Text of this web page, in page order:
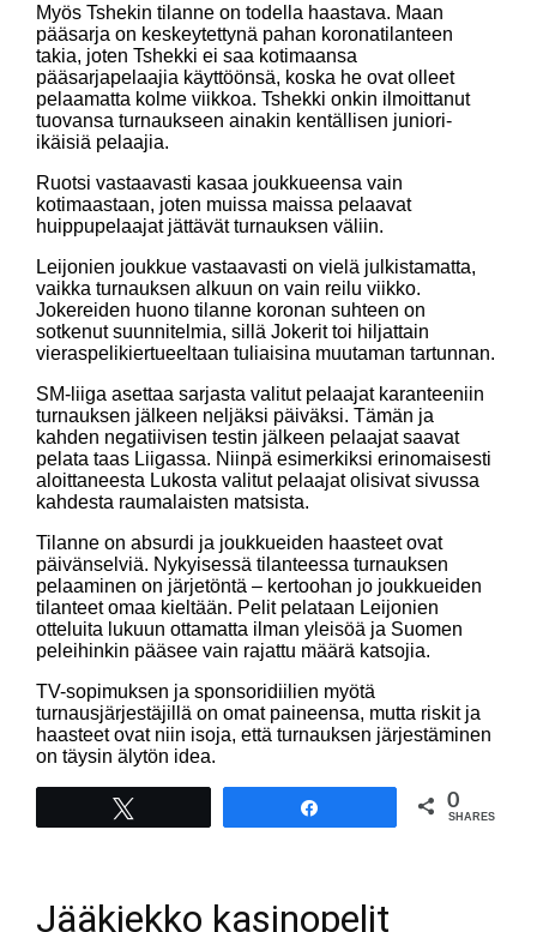
Myös Tshekin tilanne on todella haastava. Maan
pääsarja on keskeytettynä pahan koronatilanteen
takia, joten Tshekki ei saa kotimaansa
pääsarjapelaajia käyttöönsä, koska he ovat olleet
pelaamatta kolme viikkoa. Tshekki onkin ilmoittanut
tuovansa turnaukseen ainakin kentällisen juniori-
ikäisiä pelaajia.
Ruotsi vastaavasti kasaa joukkueensa vain
kotimaastaan, joten muissa maissa pelaavat
huippupelaajat jättävät turnauksen väliin.
Leijonien joukkue vastaavasti on vielä julkistamatta,
vaikka turnauksen alkuun on vain reilu viikko.
Jokereiden huono tilanne koronan suhteen on
sotkenut suunnitelmia, sillä Jokerit toi hiljattain
vieraspelikiertueeltaan tuliaisina muutaman tartunnan.
SM-liiga asettaa sarjasta valitut pelaajat karanteeniin
turnauksen jälkeen neljäksi päiväksi. Tämän ja
kahden negatiivisen testin jälkeen pelaajat saavat
pelata taas Liigassa. Niinpä esimerkiksi erinomaisesti
aloittaneesta Lukosta valitut pelaajat olisivat sivussa
kahdesta raumalaisten matsista.
Tilanne on absurdi ja joukkueiden haasteet ovat
päivänselviä. Nykyisessä tilanteessa turnauksen
pelaaminen on järjetöntä – kertoohan jo joukkueiden
tilanteet omaa kieltään. Pelit pelataan Leijonien
otteluita lukuun ottamatta ilman yleisöä ja Suomen
peleihinkin pääsee vain rajattu määrä katsojia.
TV-sopimuksen ja sponsoridiilien myötä
turnausjärjestäjillä on omat paineensa, mutta riskit ja
haasteet ovat niin isoja, että turnauksen järjestäminen
on täysin älytön idea.
0
SHARES
Jääkiekko kasinopelit